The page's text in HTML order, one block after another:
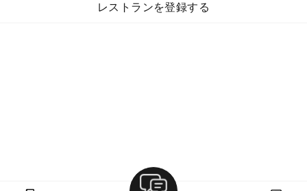
レストランを登録する